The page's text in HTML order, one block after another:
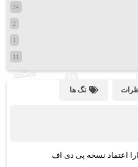
24
2
1
11
تگ ها
اعتماد نسخه پی دی اف